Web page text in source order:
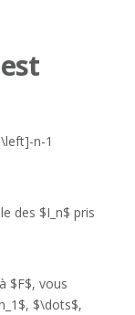
n-1
des $I_n$ pris
à $F$, vous
$\dots$,